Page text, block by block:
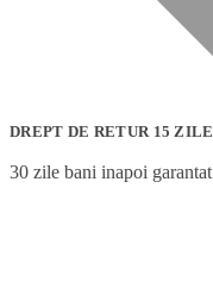
DREPT DE RETUR 15 ZILE
30 zile bani inapoi garantat